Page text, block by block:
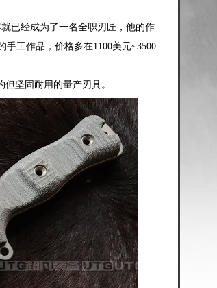
就已经成为了一名全职刃匠，他的作
手工作品，价格多在1100美元~3500
坚固耐用的量产刃具。